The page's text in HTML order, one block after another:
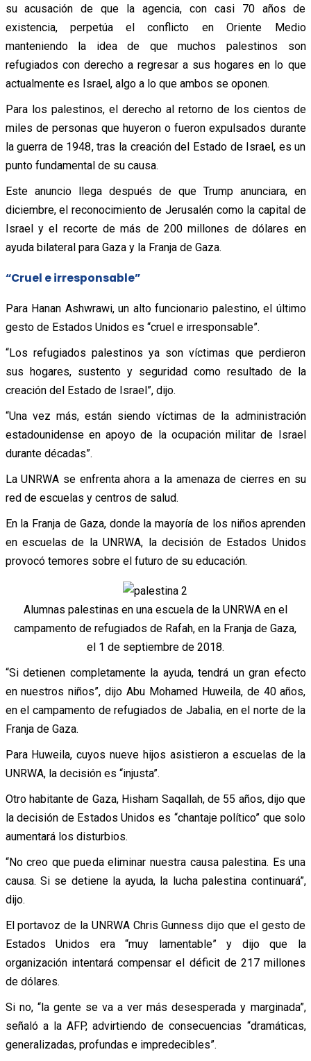
su acusación de que la agencia, con casi 70 años de
existencia, perpetúa el conflicto en Oriente Medio
manteniendo la idea de que muchos palestinos son
refugiados con derecho a regresar a sus hogares en lo que
actualmente es Israel, algo a lo que ambos se oponen.
Para los palestinos, el derecho al retorno de los cientos de
miles de personas que huyeron o fueron expulsados durante
la guerra de 1948, tras la creación del Estado de Israel, es un
punto fundamental de su causa.
Este anuncio llega después de que Trump anunciara, en
diciembre, el reconocimiento de Jerusalén como la capital de
Israel y el recorte de más de 200 millones de dólares en
ayuda bilateral para Gaza y la Franja de Gaza.
“Cruel e irresponsable”
Para Hanan Ashwrawi, un alto funcionario palestino, el último
gesto de Estados Unidos es “cruel e irresponsable”.
“Los refugiados palestinos ya son víctimas que perdieron
sus hogares, sustento y seguridad como resultado de la
creación del Estado de Israel”, dijo.
“Una vez más, están siendo víctimas de la administración
estadounidense en apoyo de la ocupación militar de Israel
durante décadas”.
La UNRWA se enfrenta ahora a la amenaza de cierres en su
red de escuelas y centros de salud.
En la Franja de Gaza, donde la mayoría de los niños aprenden
en escuelas de la UNRWA, la decisión de Estados Unidos
provocó temores sobre el futuro de su educación.
Alumnas palestinas en una escuela de la UNRWA en el
campamento de refugiados de Rafah, en la Franja de Gaza,
el 1 de septiembre de 2018.
“Si detienen completamente la ayuda, tendrá un gran efecto
en nuestros niños”, dijo Abu Mohamed Huweila, de 40 años,
en el campamento de refugiados de Jabalia, en el norte de la
Franja de Gaza.
Para Huweila, cuyos nueve hijos asistieron a escuelas de la
UNRWA, la decisión es “injusta”.
Otro habitante de Gaza, Hisham Saqallah, de 55 años, dijo que
la decisión de Estados Unidos es “chantaje político” que solo
aumentará los disturbios.
“No creo que pueda eliminar nuestra causa palestina. Es una
causa. Si se detiene la ayuda, la lucha palestina continuará”,
dijo.
El portavoz de la UNRWA Chris Gunness dijo que el gesto de
Estados Unidos era “muy lamentable” y dijo que la
organización intentará compensar el déficit de 217 millones
de dólares.
Si no, “la gente se va a ver más desesperada y marginada”,
señaló a la AFP, advirtiendo de consecuencias “dramáticas,
generalizadas, profundas e impredecibles”.